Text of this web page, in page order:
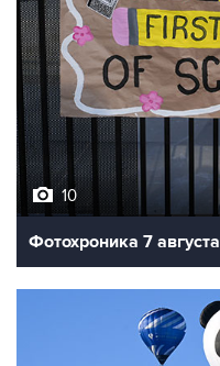
10
Фотохроника 7 августа